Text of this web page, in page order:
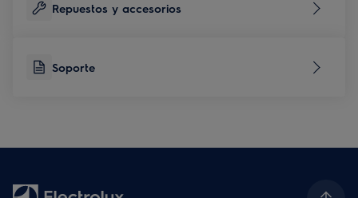
Repuestos y accesorios
Soporte